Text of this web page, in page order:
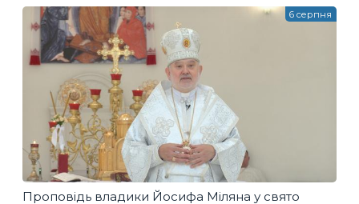
Проповідь владики Йосифа Міляна у свято
6 серпня